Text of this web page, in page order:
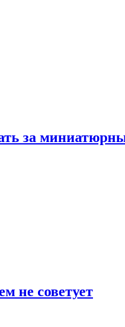
за
не советует